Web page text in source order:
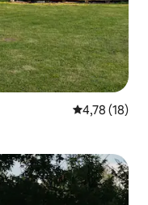
Gemiddelde
4,78 (18)